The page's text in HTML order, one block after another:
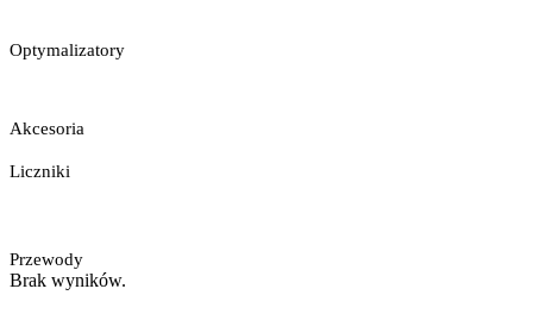
Optymalizatory
Akcesoria
Liczniki
Przewody
Brak wyników.